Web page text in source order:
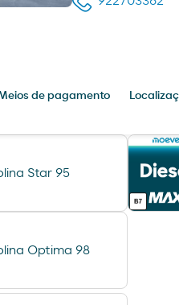
de pagamento
Star 95
Optima 98